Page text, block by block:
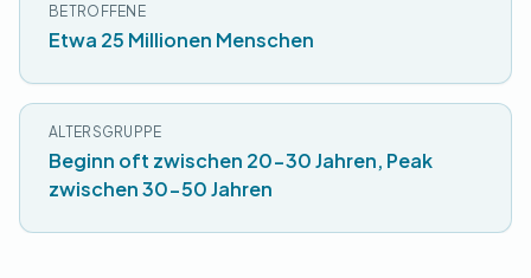
BETROFFENE
Etwa 25 Millionen Menschen
ALTERSGRUPPE
Beginn oft zwischen 20-30 Jahren, Peak
zwischen 30-50 Jahren